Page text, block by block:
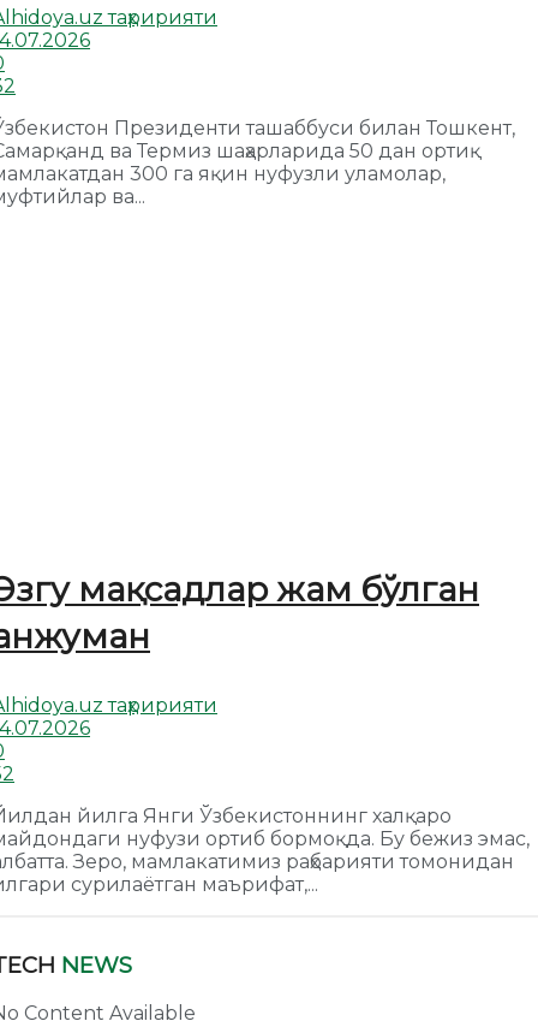
таҳририяти
Президенти ташаббуси билан Тошкент,
ва Термиз шаҳарларида 50 дан ортиқ
300 га яқин нуфузли уламолар,
ва...
мақсадлар жам бўлган
таҳририяти
йилга Янги Ўзбекистоннинг халқаро
нуфузи ортиб бормоқда. Бу бежиз эмас,
Зеро, мамлакатимиз раҳбарияти томонидан
сурилаётган маърифат,...
NEWS
Content Available